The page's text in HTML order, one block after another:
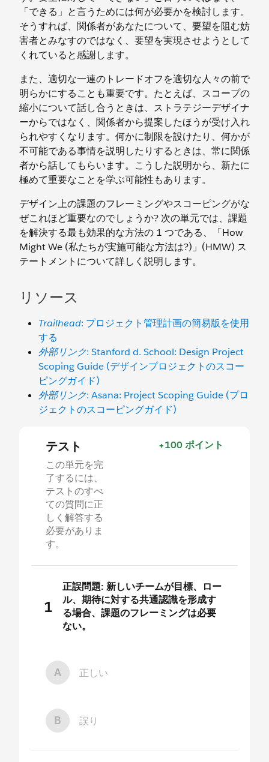
「できる」と言うためには何が必要かを検討します。
そうすれば、関係者があなたについて、要望を阻む妨
害者とみなすのではなく、要望を実現させようとして
くれていると感謝します。
また、適切な一連のトレードオフを適切な人々の前で
明らかにすることも重要です。たとえば、スコープの
縮小について話し合うときは、ストラテジーデザイナ
ーからではなく、関係者から提案したほうが受け入れ
られやすくなります。何かに制限を設けたり、何かが
不可能である事情を説明したりするときは、常に関係
者から話してもらいます。こうした説明から、新たに
極めて重要なことを学ぶ可能性もあります。
デザイン上の課題のフレーミングやスコーピングがな
ぜこれほど重要なのでしょうか? 次の単元では、課題
を解決する最も効果的な方法の 1 つである、「How
Might We (私たちが実施可能な方法は?)」(HMW) ス
テートメントについて詳しく説明します。
リソース
Trailhead: プロジェクト管理計画の簡易版を使用
する
外部リンク: Stanford d. School: Design Project
Scoping Guide (デザインプロジェクトのスコー
ピングガイド)
外部リンク: Asana: Project Scoping Guide (プロ
ジェクトのスコーピングガイド)